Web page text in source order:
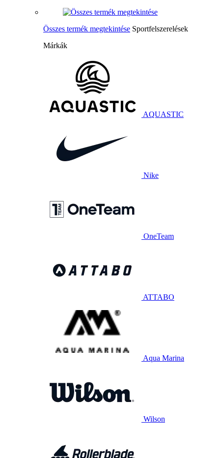
Összes termék megtekintése Sportfelszerelések
Márkák
AQUASTIC
Nike
OneTeam
ATTABO
Aqua Marina
Wilson